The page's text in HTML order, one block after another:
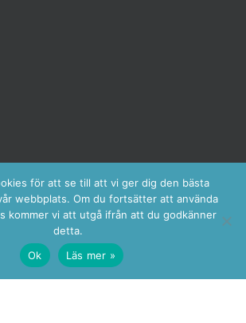
för att se till att vi ger dig den bästa
webbplats. Om du fortsätter att använda
kommer vi att utgå ifrån att du godkänner
detta.
Ok
Läs mer »